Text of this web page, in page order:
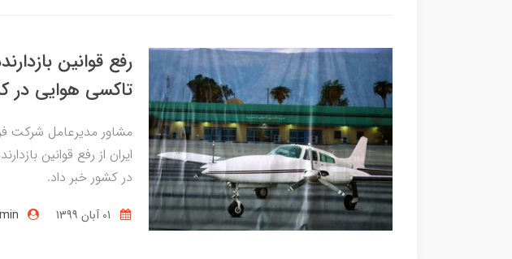
رفع قوانین
تاکسی هوایی در
مشاور مدیرعامل شرکت
ایران از رفع قوانین
در کشور خبر داد.